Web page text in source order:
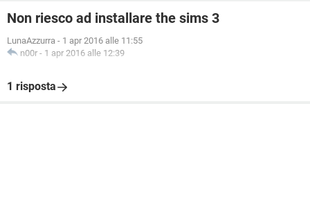
Non riesco ad installare the sims 3
LunaAzzurra - 1 apr 2016 alle 11:55
n00r - 1 apr 2016 alle 12:39
1 risposta